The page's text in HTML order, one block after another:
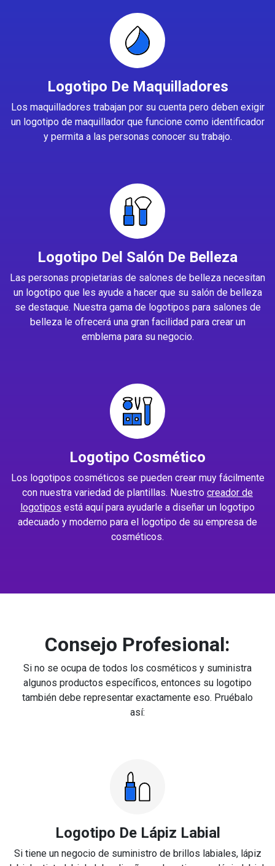
Logotipo De Maquilladores
Los maquilladores trabajan por su cuenta pero deben exigir
un logotipo de maquillador que funcione como identificador
y permita a las personas conocer su trabajo.
Logotipo Del Salón De Belleza
Las personas propietarias de salones de belleza necesitan
un logotipo que les ayude a hacer que su salón de belleza
se destaque. Nuestra gama de logotipos para salones de
belleza le ofrecerá una gran facilidad para crear un
emblema para su negocio.
Logotipo Cosmético
Los logotipos cosméticos se pueden crear muy fácilmente
con nuestra variedad de plantillas. Nuestro creador de
logotipos está aquí para ayudarle a diseñar un logotipo
adecuado y moderno para el logotipo de su empresa de
cosméticos.
Consejo Profesional:
Si no se ocupa de todos los cosméticos y suministra
algunos productos específicos, entonces su logotipo
también debe representar exactamente eso. Pruébalo
así:
Logotipo De Lápiz Labial
Si tiene un negocio de suministro de brillos labiales, lápiz